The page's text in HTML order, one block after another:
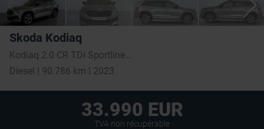
Skoda Kodiaq
Diesel | 90.786 km | 2023
33.990 EUR
TVA non récupérable